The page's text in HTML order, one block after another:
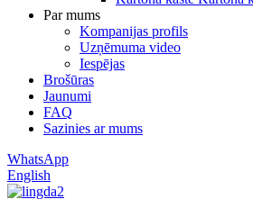
Par mums
Kompanijas profils
Uzņēmuma video
Iespējas
Brošūras
Jaunumi
FAQ
Sazinies ar mums
WhatsApp
English